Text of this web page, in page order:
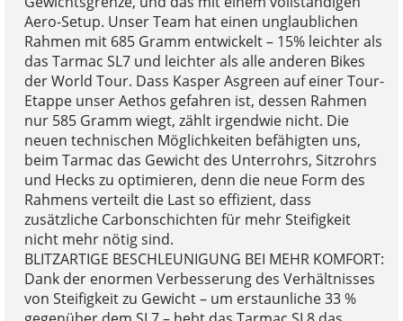
Aero-Setup. Unser Team hat einen unglaublichen
Rahmen mit 685 Gramm entwickelt – 15% leichter als
das Tarmac SL7 und leichter als alle anderen Bikes
der World Tour. Dass Kasper Asgreen auf einer Tour-
Etappe unser Aethos gefahren ist, dessen Rahmen
nur 585 Gramm wiegt, zählt irgendwie nicht. Die
neuen technischen Möglichkeiten befähigten uns,
beim Tarmac das Gewicht des Unterrohrs, Sitzrohrs
und Hecks zu optimieren, denn die neue Form des
Rahmens verteilt die Last so effizient, dass
zusätzliche Carbonschichten für mehr Steifigkeit
nicht mehr nötig sind.
BLITZARTIGE BESCHLEUNIGUNG BEI MEHR KOMFORT:
Dank der enormen Verbesserung des Verhältnisses
von Steifigkeit zu Gewicht – um erstaunliche 33 %